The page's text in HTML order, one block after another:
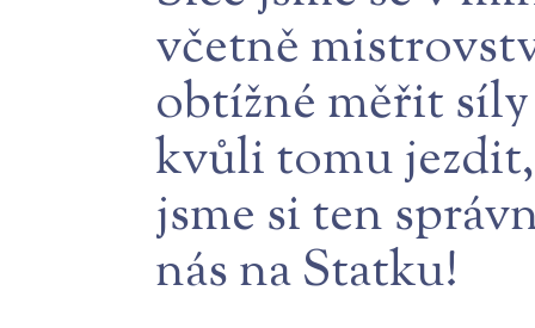
včetně
obtížné měřit
kvůli tomu
jsme si ten
nás na Statku!